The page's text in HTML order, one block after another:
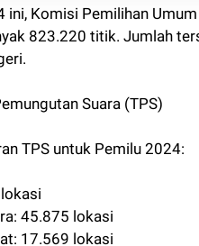
ini, Komisi Pemilihan
823.220 titik. Jumlah
Suara (TPS)
TPS untuk Pemilu 2024:
45.875 lokasi
17.569 lokasi